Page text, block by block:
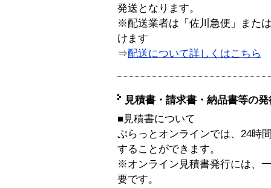
発送となります。
※配送業者は「佐川急便」また
けます
⇒配送について詳しくはこちら
見積書・請求書・納品書等の
■見積書について
ぷらっとオンラインでは、24時
することができます。
※オンライン見積書発行には、
要です。